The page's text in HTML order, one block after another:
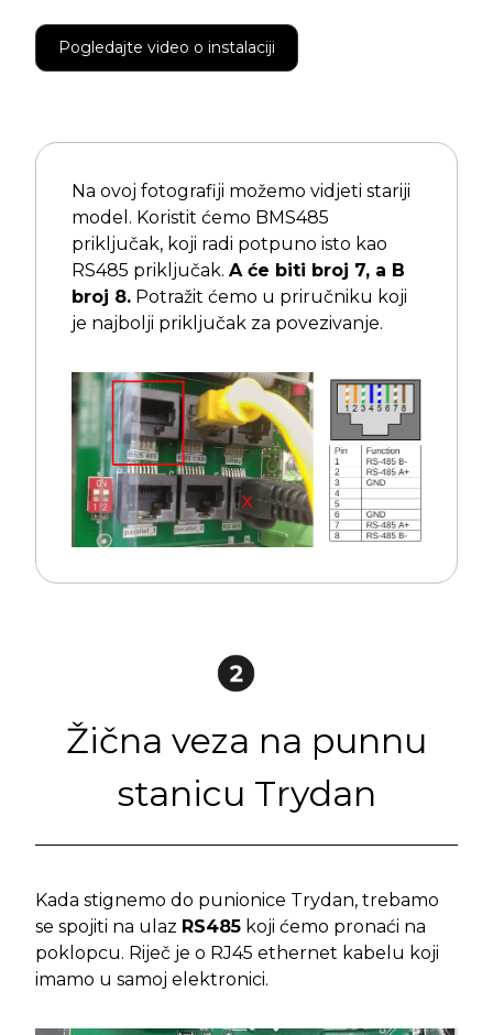
Pogledajte video o instalaciji
Na ovoj fotografiji možemo vidjeti stariji
model. Koristit ćemo BMS485
priključak, koji radi potpuno isto kao
RS485 priključak. A će biti broj 7, a B
broj 8. Potražit ćemo u priručniku koji
je najbolji priključak za povezivanje.
Žična veza na punnu
stanicu Trydan
Kada stignemo do punionice Trydan, trebamo
se spojiti na ulaz RS485 koji ćemo pronaći na
poklopcu. Riječ je o RJ45 ethernet kabelu koji
imamo u samoj elektronici.